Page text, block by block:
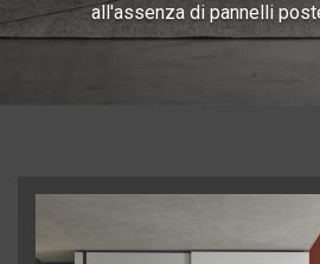
all'assenza di pannelli